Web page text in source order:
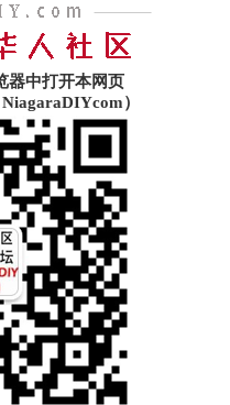
器中打开本网页
）